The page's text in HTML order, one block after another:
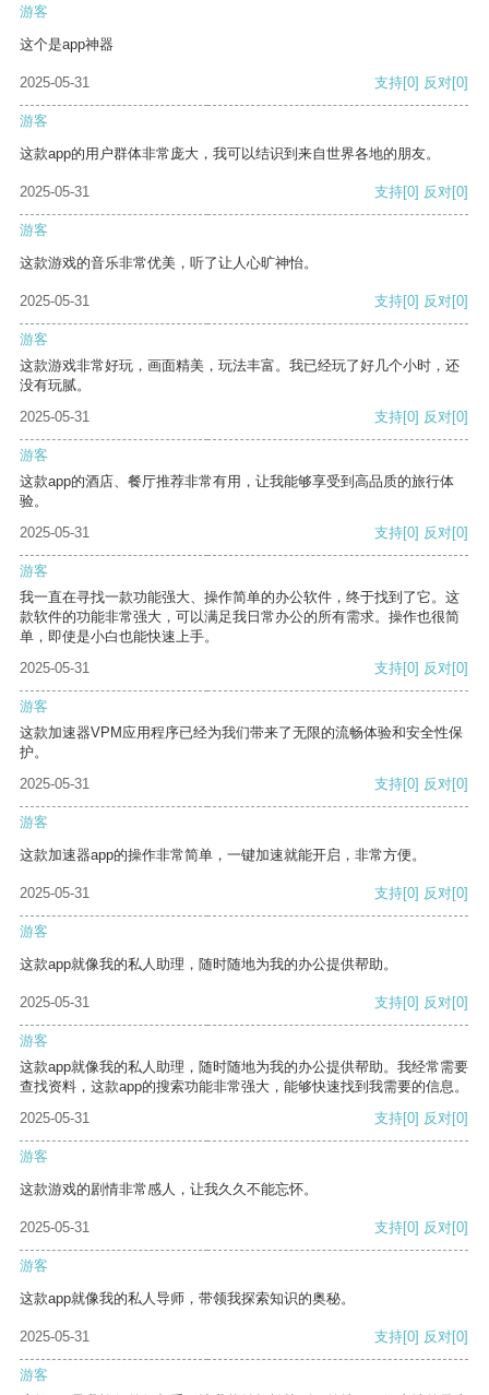
游客
这个是app神器
2025-05-31 支持[0] 反对[0]
游客
这款app的用户群体非常庞大，我可以结识到来自世界各地的朋友。
2025-05-31 支持[0] 反对[0]
游客
这款游戏的音乐非常优美，听了让人心旷神怡。
2025-05-31 支持[0] 反对[0]
游客
这款游戏非常好玩，画面精美，玩法丰富。我已经玩了好几个小时，还
没有玩腻。
2025-05-31
支持[0] 反对[0]
游客
这款app的酒店、餐厅推荐非常有用，让我能够享受到高品质的旅行体
验。
2025-05-31
支持[0] 反对[0]
游客
我一直在寻找一款功能强大、操作简单的办公软件，终于找到了它。这
款软件的功能非常强大，可以满足我日常办公的所有需求。操作也很简
单，即使是小白也能快速上手。
2025-05-31
支持[0] 反对[0]
游客
这款加速器VPM应用程序已经为我们带来了无限的流畅体验和安全性保
护。
2025-05-31
支持[0] 反对[0]
游客
这款加速器app的操作非常简单，一键加速就能开启，非常方便。
2025-05-31 支持[0] 反对[0]
游客
这款app就像我的私人助理，随时随地为我的办公提供帮助。
2025-05-31 支持[0] 反对[0]
游客
这款app就像我的私人助理，随时随地为我的办公提供帮助。我经常需要
查找资料，这款app的搜索功能非常强大，能够快速找到我需要的信息。
2025-05-31
支持[0] 反对[0]
游客
这款游戏的剧情非常感人，让我久久不能忘怀。
2025-05-31 支持[0] 反对[0]
游客
这款app就像我的私人导师，带领我探索知识的奥秘。
2025-05-31 支持[0] 反对[0]
游客